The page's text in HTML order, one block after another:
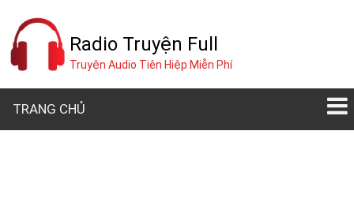
Radio Truyện Full
Truyện Audio Tiên Hiệp Miễn Phí
TRANG CHỦ